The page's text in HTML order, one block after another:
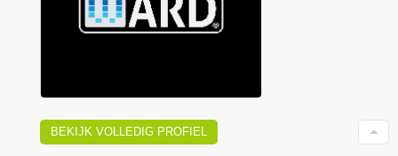
BEKIJK VOLLEDIG PROFIEL